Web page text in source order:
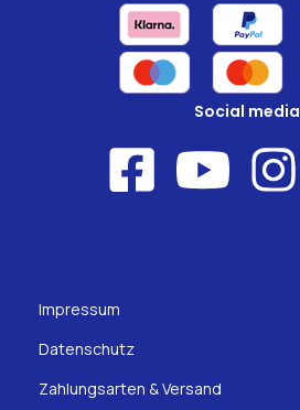
Social media
Impressum
Datenschutz
Zahlungsarten & Versand